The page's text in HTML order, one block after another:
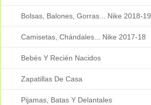
Bolsas, Balones, Gorras... Nike 2018-19
Camisetas, Chándales... Nike 2017-18
Bebés Y Recién Nacidos
Zapatillas De Casa
Pijamas, Batas Y Delantales